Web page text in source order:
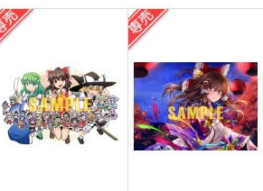
始まりの雨
2,200円（税込）
東方Project
東方錦上
ders.
上海アリス幻樂団
1,760円（税込）
東方Project
サンプル